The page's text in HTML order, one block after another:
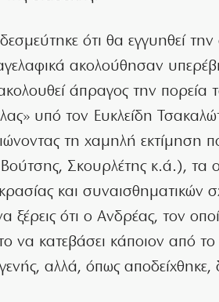
ότι θα εγγυηθεί
ακολούθησαν
άπραγος την
υπό τον Ευκλείδη
τη χαμηλή εκτίμηση
Σκουρλέτης κ.ά.), τα
και
ξέρεις ότι ο Ανδρέας, τον
να κατεβάσει κάποιον από
αλλά, όπως αποδείχθηκε,